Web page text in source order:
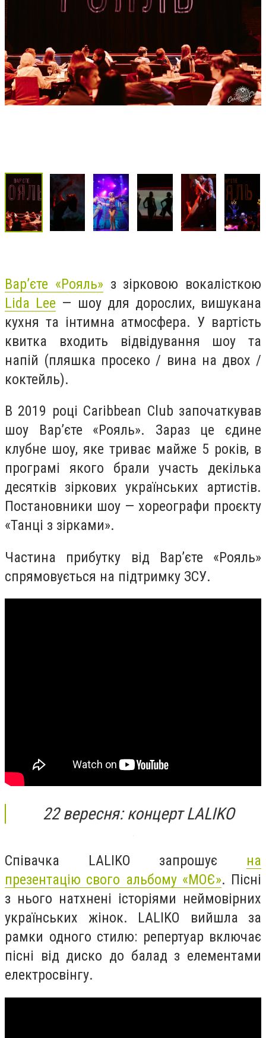
Вар’єте «Рояль» з зірковою вокалісткою
Lida Lee — шоу для дорослих, вишукана
кухня та інтимна атмосфера. У вартість
квитка входить відвідування шоу та
напій (пляшка просеко / вина на двох /
коктейль).
В 2019 році Caribbean Club започаткував
шоу Вар’єте «Рояль». Зараз це єдине
клубне шоу, яке триває майже 5 років, в
програмі якого брали участь декілька
десятків зіркових українських артистів.
Постановники шоу — хореографи проєкту
«Танці з зірками».
Частина прибутку від Вар’єте «Рояль»
спрямовується на підтримку ЗСУ.
22 вересня: концерт LALIKO
Співачка LALIKO запрошує на
презентацію свого альбому «МОЄ». Пісні
з нього натхнені історіями неймовірних
українських жінок. LALIKO вийшла за
рамки одного стилю: репертуар включає
пісні від диско до балад з елементами
електросвінгу.